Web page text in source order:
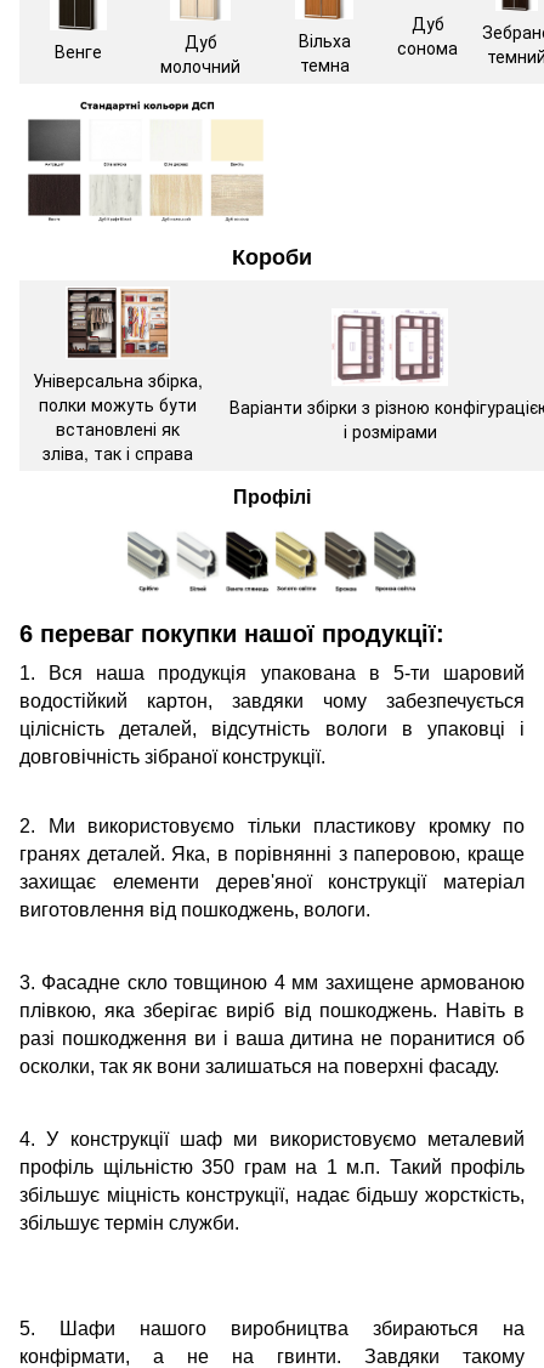
Венге
Дуб
молочний
Вільха
темна
Дуб
сонома
Короби
Універсальна збірка,
полки можуть бути
встановлені як
зліва, так і справа
Варіанти збірки з різною
і розмірами
Профілі
6 переваг покупки нашої продукції:
1. Вся наша продукція упакована в 5-ти шаровий
водостійкий картон, завдяки чому забезпечується
цілісність деталей, відсутність вологи в упаковці і
довговічність зібраної конструкції.
2. Ми використовуємо тільки пластикову кромку по
гранях деталей. Яка, в порівнянні з паперовою, краще
захищає елементи дерев'яної конструкції матеріал
виготовлення від пошкоджень, вологи.
3. Фасадне скло товщиною 4 мм захищене армованою
плівкою, яка зберігає виріб від пошкоджень. Навіть в
разі пошкодження ви і ваша дитина не поранитися об
осколки, так як вони залишаться на поверхні фасаду.
4. У конструкції шаф ми використовуємо металевий
профіль щільністю 350 грам на 1 м.п. Такий профіль
збільшує міцність конструкції, надає бідьшу жорсткість,
збільшує термін служби.
5. Шафи нашого виробництва збираються на
конфірмати, а не на гвинти. Завдяки такому